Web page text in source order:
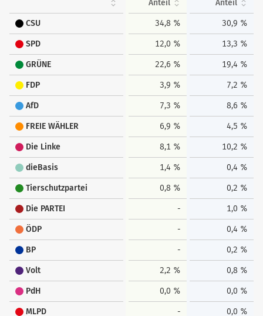
Anteil Anteil
CSU 34,8 % 30,9 %
SPD 12,0 % 13,3 %
GRÜNE 22,6 % 19,4 %
FDP 3,9 % 7,2 %
AfD 7,3 % 8,6 %
FREIE WÄHLER 6,9 % 4,5 %
Die Linke 8,1 % 10,2 %
dieBasis 1,4 % 0,4 %
Tierschutzpartei 0,8 % 0,2 %
Die PARTEI - 1,0 %
ÖDP - 0,4 %
BP - 0,2 %
Volt 2,2 % 0,8 %
PdH 0,0 % 0,0 %
MLPD - 0,0 %